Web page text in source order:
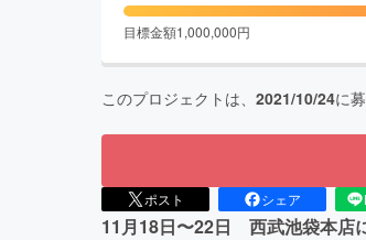
目標金額1,000,000円
このプロジェクトは、 2021/10/24に
ポスト シェア
11月18日〜22日 西武池袋本店